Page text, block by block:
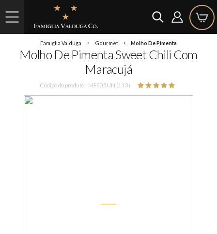
Famiglia Valduga Gourmet Molho De Pimenta
Molho De Pimenta Sweet Chili Com
Maracujá
Código do produto: MP305UN (113)